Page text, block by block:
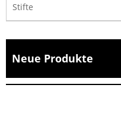
Stifte
Neue Produkte